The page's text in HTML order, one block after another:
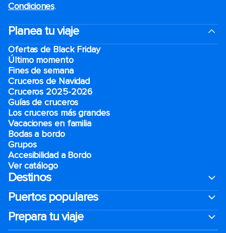
Condiciones.
Planea tu viaje
Ofertas de Black Friday
Último momento
Fines de semana
Cruceros de Navidad
Cruceros 2025-2026
Guías de cruceros
Los cruceros más grandes
Vacaciones en familia
Bodas a bordo
Grupos
Accesibilidad a Bordo
Ver catálogo
Destinos
Puertos populares
Prepara tu viaje